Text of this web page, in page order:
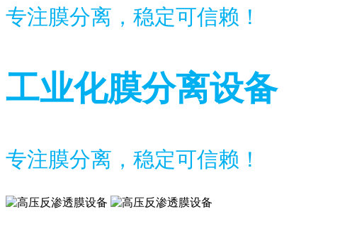
专注膜分离，稳定可信赖！
工业化膜分离设备
专注膜分离，稳定可信赖！